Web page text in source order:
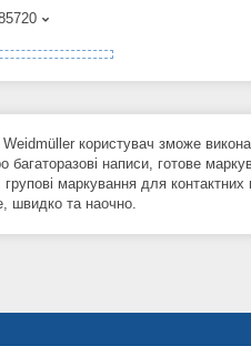
користувач зможе
написи, готове
маркування для
швидко та наочно.